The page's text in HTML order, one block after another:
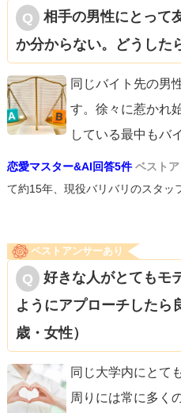
相手の男性にとって
か分からない。どうした
同じバイト先の男
す。徐々に惹かれ
している最中もバイ
恋愛マスター&AI回答5件 ベスト
て約15年、現役バリバリのスタッ
ベストアンサーあり
好きな人がとてもモ
ようにアプローチしたら
歳・女性）
同じ大学内にとて
周りには常に多く